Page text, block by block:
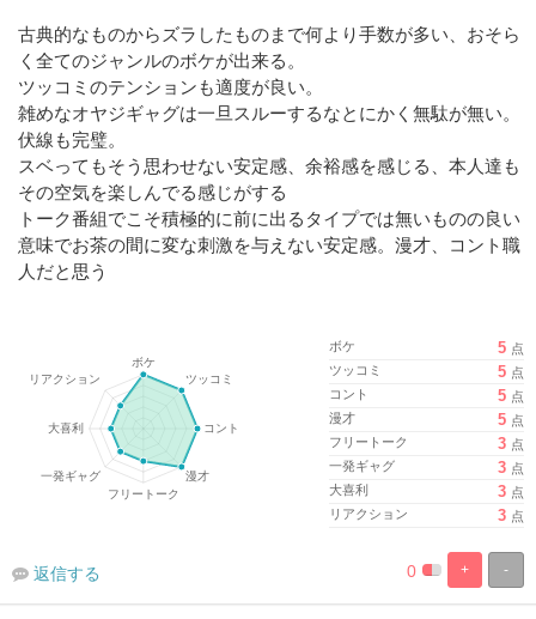
古典的なものからズラしたものまで何より手数が多い、おそら
く全てのジャンルのボケが出来る。
ツッコミのテンションも適度が良い。
雑めなオヤジギャグは一旦スルーするなとにかく無駄が無い。
伏線も完璧。
スベってもそう思わせない安定感、余裕感を感じる、本人達も
その空気を楽しんでる感じがする
トーク番組でこそ積極的に前に出るタイプでは無いものの良い
意味でお茶の間に変な刺激を与えない安定感。漫才、コント職
人だと思う
ボケ 5 点
ツッコミ
5 点
コント
5 点
漫才
5 点
フリートーク
3 点
一発ギャグ
3 点
大喜利
3 点
リアクション
3 点
-
+
%100%
0
返信する